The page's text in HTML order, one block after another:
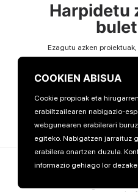
Harpidetu
Ezagutu azken
© 2026 Moyua.
Kudeaketa Integralaren
COOKIEN ABISUA
Cookie propioak eta
erabiltzailearen nabigazio-
webgunearen erabilerari
egiteko. Nabigatzen jarraituz
erabilera onartzen duzula.
informazio gehiago lor